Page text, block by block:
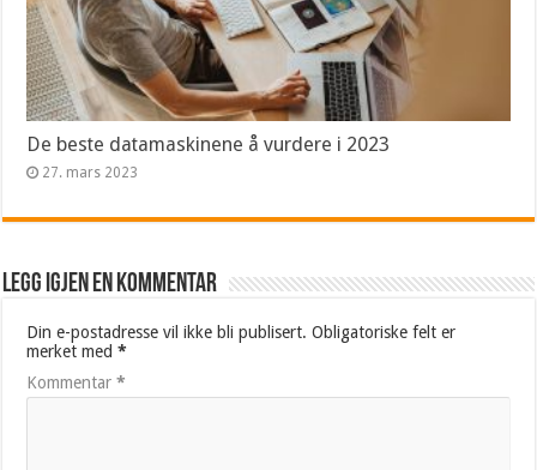
De beste datamaskinene å vurdere i 2023
27. mars 2023
Legg igjen en kommentar
Din e-postadresse vil ikke bli publisert. Obligatoriske felt er
merket med*
Kommentar*